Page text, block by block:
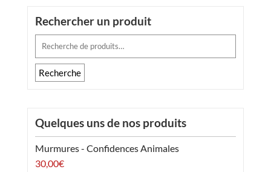
Rechercher un produit
Recherche
pour :
Recherche
Quelques uns de nos produits
Murmures - Confidences Animales
30,00€